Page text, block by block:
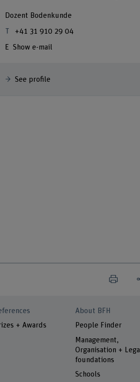
Dozent Bodenkunde
+41 31 910 29 04
Show e-mail
See profile
+ Awards
About BFH
People Finder
Management,
Organisation + Legal
foundations
Schools